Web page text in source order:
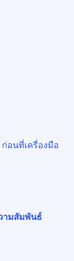
อนที่เครื่องมือ
ามสัมพันธ์